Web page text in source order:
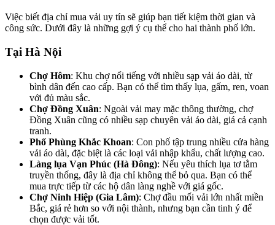
Việc biết địa chỉ mua vải uy tín sẽ giúp bạn tiết kiệm thời gian và
công sức. Dưới đây là những gợi ý cụ thể cho hai thành phố lớn.
Tại Hà Nội
Chợ Hôm: Khu chợ nổi tiếng với nhiều sạp vải áo dài, từ
bình dân đến cao cấp. Bạn có thể tìm thấy lụa, gấm, ren, voan
với đủ màu sắc.
Chợ Đồng Xuân: Ngoài vải may mặc thông thường, chợ
Đồng Xuân cũng có nhiều sạp chuyên vải áo dài, giá cả cạnh
tranh.
Phố Phùng Khắc Khoan: Con phố tập trung nhiều cửa hàng
vải áo dài, đặc biệt là các loại vải nhập khẩu, chất lượng cao.
Làng lụa Vạn Phúc (Hà Đông): Nếu yêu thích lụa tơ tằm
truyền thống, đây là địa chỉ không thể bỏ qua. Bạn có thể
mua trực tiếp từ các hộ dân làng nghề với giá gốc.
Chợ Ninh Hiệp (Gia Lâm): Chợ đầu mối vải lớn nhất miền
Bắc, giá rẻ hơn so với nội thành, nhưng bạn cần tinh ý để
chọn được vải tốt.